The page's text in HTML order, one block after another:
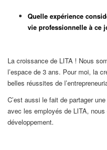
Quelle expérience
vie professionnelle à ce
La croissance de LITA ! Nous
l’espace de 3 ans. Pour moi, la
belles réussites de
C’est aussi le fait de partager
avec les employés de LITA,
développement.